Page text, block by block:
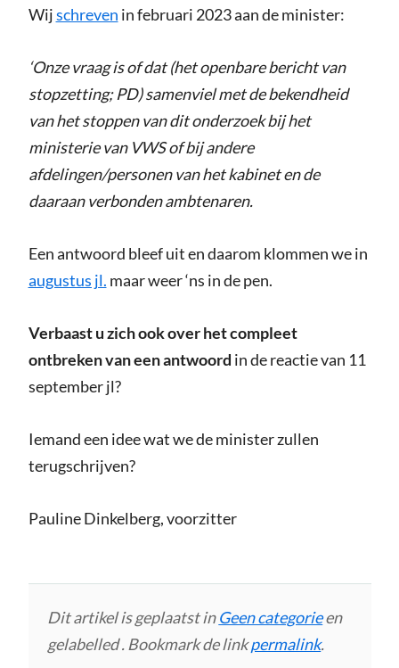
Wijschreven in februari 2023 aan de minister:
‘Onze vraag is of dat (het openbare bericht van
stopzetting; PD) samenviel met de bekendheid
van het stoppen van dit onderzoek bij het
ministerie van VWS of bij andere
afdelingen/personen van het kabinet en de
daaraan verbonden ambtenaren.
Een antwoord bleef uit en daarom klommen we in
augustus jl. maar weer ‘ns in de pen.
Verbaast u zich ook over het compleet
ontbreken van een antwoord in de reactie van 11
september jl?
Iemand een idee wat we de minister zullen
terugschrijven?
Pauline Dinkelberg, voorzitter
Dit artikel is geplaatst inGeen categorieen
gelabelled . Bookmark de linkpermalink.